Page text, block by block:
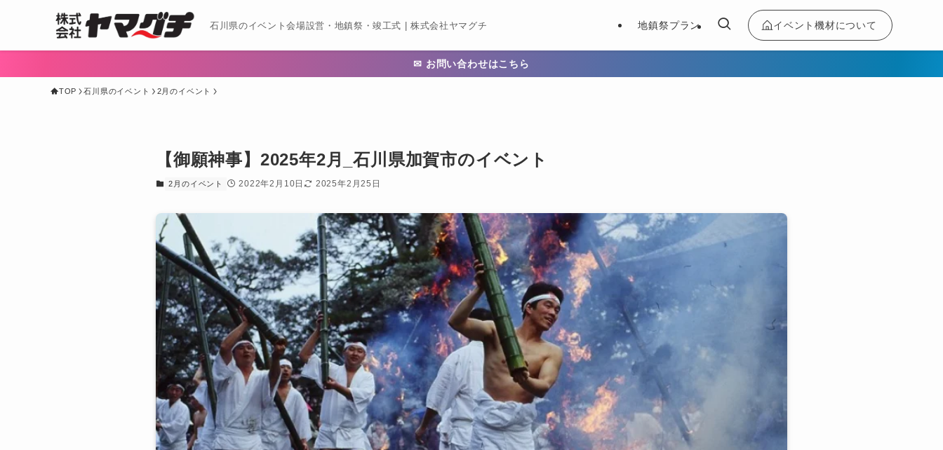
石川県のイベント会場設営・地鎮祭・竣工式 | 株式会社ヤマグチ 地鎮祭プラン イベント機材について
✉ お問い合わせはこちら
TOP 石川県のイベント 2月のイベント
【御願神事】2025年2月_石川県加賀市のイベント
2月のイベント 2022年2月10日 2025年2月25日